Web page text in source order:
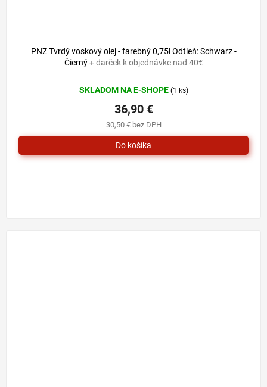
PNZ Tvrdý voskový olej - farebný 0,75l Odtieň: Schwarz -
Čierný+ darček k objednávke nad 40€
SKLADOM NA E-SHOPE (1 ks)
30,50 € bez DPH
36,90 €